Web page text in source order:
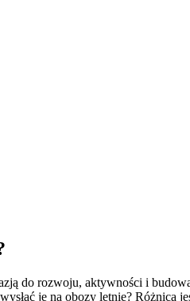
do rozwoju, aktywności i
je na obozy letnie? Różnica